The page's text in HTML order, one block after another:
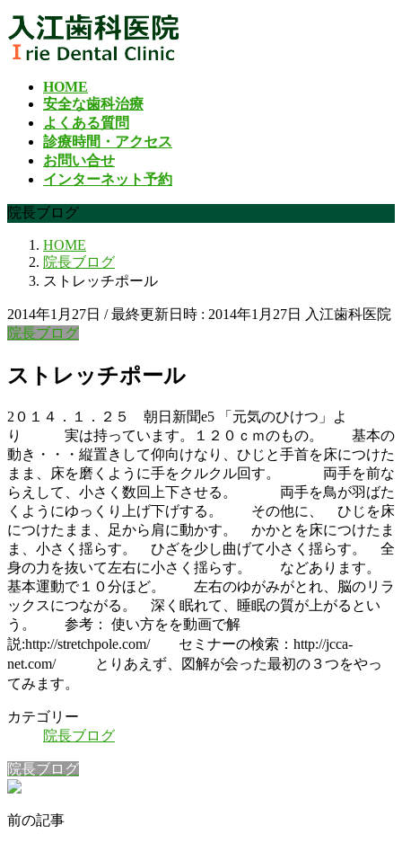
コ
ン
テ
ナ
ビ
ゲ
HOME
安全な歯科治療
よくある質問
診療時間・アクセス
お問い合せ
インターネット予約
院長ブログ
HOME
院長ブログ
ストレッチポール
2014年1月27日 / 最終更新日時 : 2014年1月27日
入江歯科医院
院長ブログ
ストレッチポール
2０１４．１．２５ 朝日新聞e5 「元気のひけつ」よ
り 実は持っています。１２０ｃｍのもの。 基本の
動き・・・縦置きして仰向けなり、ひじと手首を床につけた
まま、床を磨くように手をクルクル回す。 両手を前な
らえして、小さく数回上下させる。 両手を鳥が羽ばた
くようにゆっくり上げ下げする。 その他に、 ひじを床
につけたまま、足から肩に動かす。 かかとを床につけたま
ま、小さく揺らす。 ひざを少し曲げて小さく揺らす。 全
身の力を抜いて左右に小さく揺らす。 などあります。
基本運動で１０分ほど。 左右のゆがみがとれ、脳のリラ
ックスにつながる。 深く眠れて、睡眠の質が上がるとい
う。 参考： 使い方をを動画で解
説:http://stretchpole.com/ セミナーの検索：http://jcca-
net.com/ とりあえず、図解が会った最初の３つをやっ
てみます。
カテゴリー
院長ブログ
院長ブログ
前の記事